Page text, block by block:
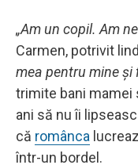
„Am un copil. Am
Carmen, potrivit
mea pentru mine și
trimite bani mamei
ani să nu îi
că românca
într-un bordel.